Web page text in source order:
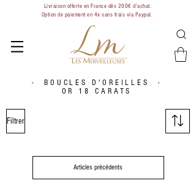
Livraison offerte en France dès 200€ d'achat.
Option de paiement en 4x sans frais via Paypal.
- BOUCLES D'OREILLES -
OR 18 CARATS
Filtrer
Articles précédents